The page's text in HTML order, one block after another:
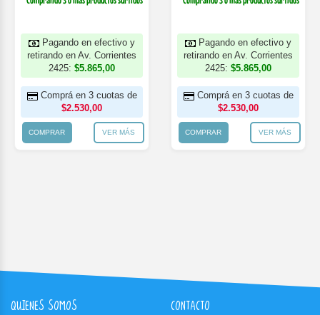
Pagando en efectivo y
retirando en Av. Corrientes
2425: $5.865,00
Comprá en 3 cuotas de
$2.530,00
COMPRAR VER MÁS
Pagando en efectivo y
retirando en Av. Corrientes
2425: $5.865,00
Comprá en 3 cuotas de
$2.530,00
COMPRAR VER MÁS
QUIENES SOMOS CONTACTO